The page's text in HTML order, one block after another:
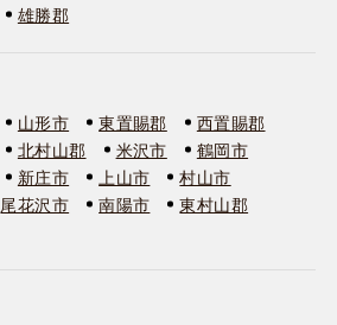
雄勝郡
山形市 東置賜郡
西置賜郡
北村山郡 米沢市
鶴岡市
新庄市 上山市
村山市
尾花沢市 南陽市
東村山郡